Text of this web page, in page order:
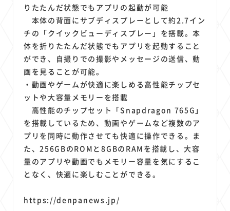
りたたんだ状態でもアプリの起動が可能
本体の背面にサブディスプレーとして約2.7イン
チの「クイックビューディスプレー」を搭載。本
体を折りたたんだ状態でもアプリを起動すること
ができ、自撮りでの撮影やメッセージの送信、動
画を見ることが可能。
・動画やゲームが快適に楽しめる高性能チップセ
ットや大容量メモリーを搭載
高性能のチップセット「Snapdragon 765G」
を搭載しているため、動画やゲームなど複数のア
プリを同時に動作させても快適に操作できる。ま
た、256GBのROMと8GBのRAMを搭載し、大容
量のアプリや動画でもメモリー容量を気にするこ
となく、快適に楽しむことができる。
https://denpanews.jp/